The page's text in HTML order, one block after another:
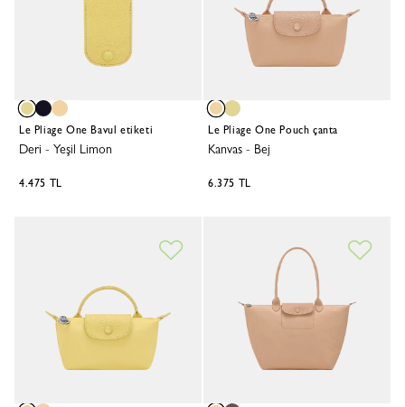
Le Pliage One Bavul etiketi
Deri - Yeşil Limon
4.475 TL
Le Pliage One Pouch çanta
Kanvas - Bej
6.375 TL